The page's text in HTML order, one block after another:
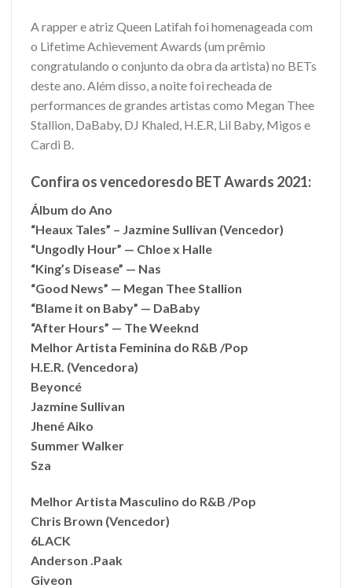
A rapper e atriz Queen Latifah foi homenageada com
o Lifetime Achievement Awards (um prêmio
congratulando o conjunto da obra da artista) no BETs
deste ano. Além disso, a noite foi recheada de
performances de grandes artistas como Megan Thee
Stallion, DaBaby, DJ Khaled, H.E.R, Lil Baby, Migos e
Cardi B.
Confira os vencedoresdo BET Awards 2021:
Álbum do Ano
“Heaux Tales” – Jazmine Sullivan (Vencedor)
“Ungodly Hour” — Chloe x Halle
“King’s Disease” — Nas
“Good News” — Megan Thee Stallion
“Blame it on Baby” — DaBaby
“After Hours” — The Weeknd
Melhor Artista Feminina do R&B /Pop
H.E.R. (Vencedora)
Beyoncé
Jazmine Sullivan
Jhené Aiko
Summer Walker
Sza
Melhor Artista Masculino do R&B /Pop
Chris Brown (Vencedor)
6LACK
Anderson .Paak
Giveon